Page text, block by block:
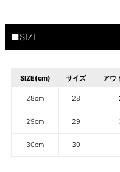
■SIZE
SIZE(cm) サイズ アウ
28cm 28
29cm 29
30cm 30